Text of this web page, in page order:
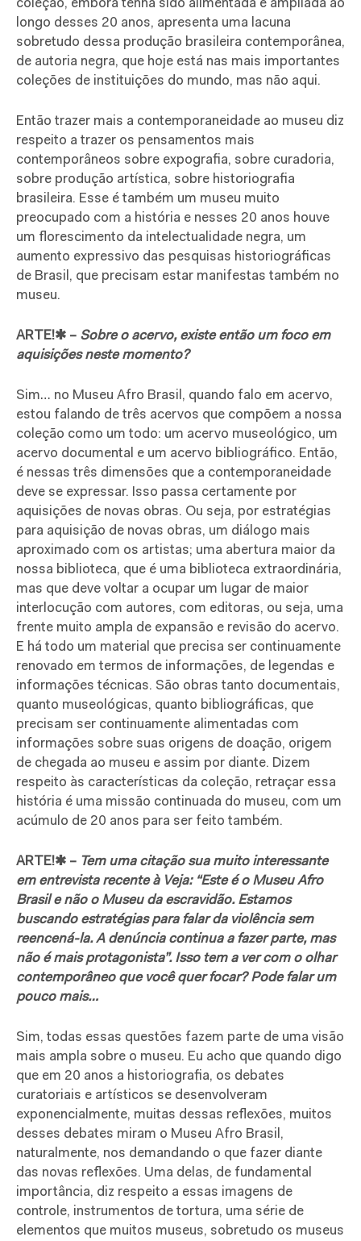
coleção, embora tenha sido alimentada e ampliada ao
longo desses 20 anos, apresenta uma lacuna
sobretudo dessa produção brasileira contemporânea,
de autoria negra, que hoje está nas mais importantes
coleções de instituições do mundo, mas não aqui.
Então trazer mais a contemporaneidade ao museu diz
respeito a trazer os pensamentos mais
contemporâneos sobre expografia, sobre curadoria,
sobre produção artística, sobre historiografia
brasileira. Esse é também um museu muito
preocupado com a história e nesses 20 anos houve
um florescimento da intelectualidade negra, um
aumento expressivo das pesquisas historiográficas
de Brasil, que precisam estar manifestas também no
museu.
ARTE!✱ – Sobre o acervo, existe então um foco em
aquisições neste momento?
Sim… no Museu Afro Brasil, quando falo em acervo,
estou falando de três acervos que compõem a nossa
coleção como um todo: um acervo museológico, um
acervo documental e um acervo bibliográfico. Então,
é nessas três dimensões que a contemporaneidade
deve se expressar. Isso passa certamente por
aquisições de novas obras. Ou seja, por estratégias
para aquisição de novas obras, um diálogo mais
aproximado com os artistas; uma abertura maior da
nossa biblioteca, que é uma biblioteca extraordinária,
mas que deve voltar a ocupar um lugar de maior
interlocução com autores, com editoras, ou seja, uma
frente muito ampla de expansão e revisão do acervo.
E há todo um material que precisa ser continuamente
renovado em termos de informações, de legendas e
informações técnicas. São obras tanto documentais,
quanto museológicas, quanto bibliográficas, que
precisam ser continuamente alimentadas com
informações sobre suas origens de doação, origem
de chegada ao museu e assim por diante. Dizem
respeito às características da coleção, retraçar essa
história é uma missão continuada do museu, com um
acúmulo de 20 anos para ser feito também.
ARTE!✱ – Tem uma citação sua muito interessante
em entrevista recente à Veja: “Este é o Museu Afro
Brasil e não o Museu da escravidão. Estamos
buscando estratégias para falar da violência sem
reencená-la. A denúncia continua a fazer parte, mas
não é mais protagonista”. Isso tem a ver com o olhar
contemporâneo que você quer focar? Pode falar um
pouco mais…
Sim, todas essas questões fazem parte de uma visão
mais ampla sobre o museu. Eu acho que quando digo
que em 20 anos a historiografia, os debates
curatoriais e artísticos se desenvolveram
exponencialmente, muitas dessas reflexões, muitos
desses debates miram o Museu Afro Brasil,
naturalmente, nos demandando o que fazer diante
das novas reflexões. Uma delas, de fundamental
importância, diz respeito a essas imagens de
controle, instrumentos de tortura, uma série de
elementos que muitos museus, sobretudo os museus